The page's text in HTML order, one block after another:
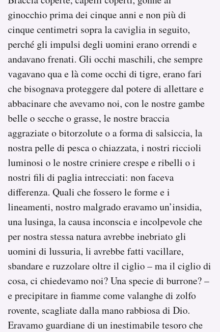
ginocchio prima dei cinque anni e non più di
cinque centimetri sopra la caviglia in seguito,
perché gli impulsi degli uomini erano orrendi e
andavano frenati. Gli occhi maschili, che sempre
vagavano qua e là come occhi di tigre, erano fari
che bisognava proteggere dal potere di allettare e
abbacinare che avevamo noi, con le nostre gambe
belle o secche o grasse, le nostre braccia
aggraziate o bitorzolute o a forma di salsiccia, la
nostra pelle di pesca o chiazzata, i nostri riccioli
luminosi o le nostre criniere crespe e ribelli o i
nostri fili di paglia intrecciati: non faceva
differenza. Quali che fossero le forme e i
lineamenti, nostro malgrado eravamo un’insidia,
una lusinga, la causa inconscia e incolpevole che
per nostra stessa natura avrebbe inebriato gli
uomini di lussuria, li avrebbe fatti vacillare,
sbandare e ruzzolare oltre il ciglio – ma il ciglio di
cosa, ci chiedevamo noi? Una specie di burrone? –
e precipitare in fiamme come valanghe di zolfo
rovente, scagliate dalla mano rabbiosa di Dio.
Eravamo guardiane di un inestimabile tesoro che